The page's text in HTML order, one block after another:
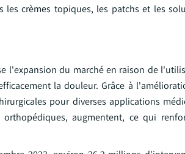
crèmes topiques, les patchs et les
l'expansion du marché en raison de
la douleur. Grâce à
pour diverses applications
augmentent, ce qui